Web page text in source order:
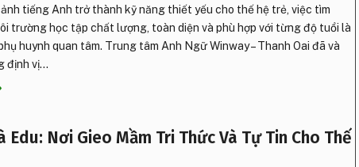
tiếng Anh trở thành kỹ năng thiết yếu cho thế hệ trẻ, việc tìm
trường học tập chất lượng, toàn diện và phù hợp với từng độ tuổi là
huynh quan tâm. Trung tâm Anh Ngữ Winway – Thanh Oai đã và
định vị...
Edu: Nơi Gieo Mầm Tri Thức Và Tự Tin Cho Thế